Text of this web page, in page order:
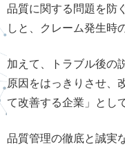
品質に関する問題を防
しと、クレーム発生時
加えて、トラブル後の
原因をはっきりさせ、
て改善する企業」とし
品質管理の徹底と誠実